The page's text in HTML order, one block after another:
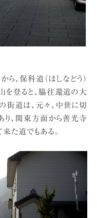
、保科道（ほしなどう）
を登ると、脇往還道の大
街道は、元々、中世に切
り、関東方面から善光寺
た道でもある。